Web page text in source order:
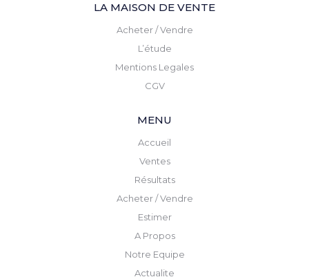
LA MAISON DE VENTE
Acheter / Vendre
L’étude
Mentions Legales
CGV
MENU
Accueil
Ventes
Résultats
Acheter / Vendre
Estimer
A Propos
Notre Equipe
Actualite